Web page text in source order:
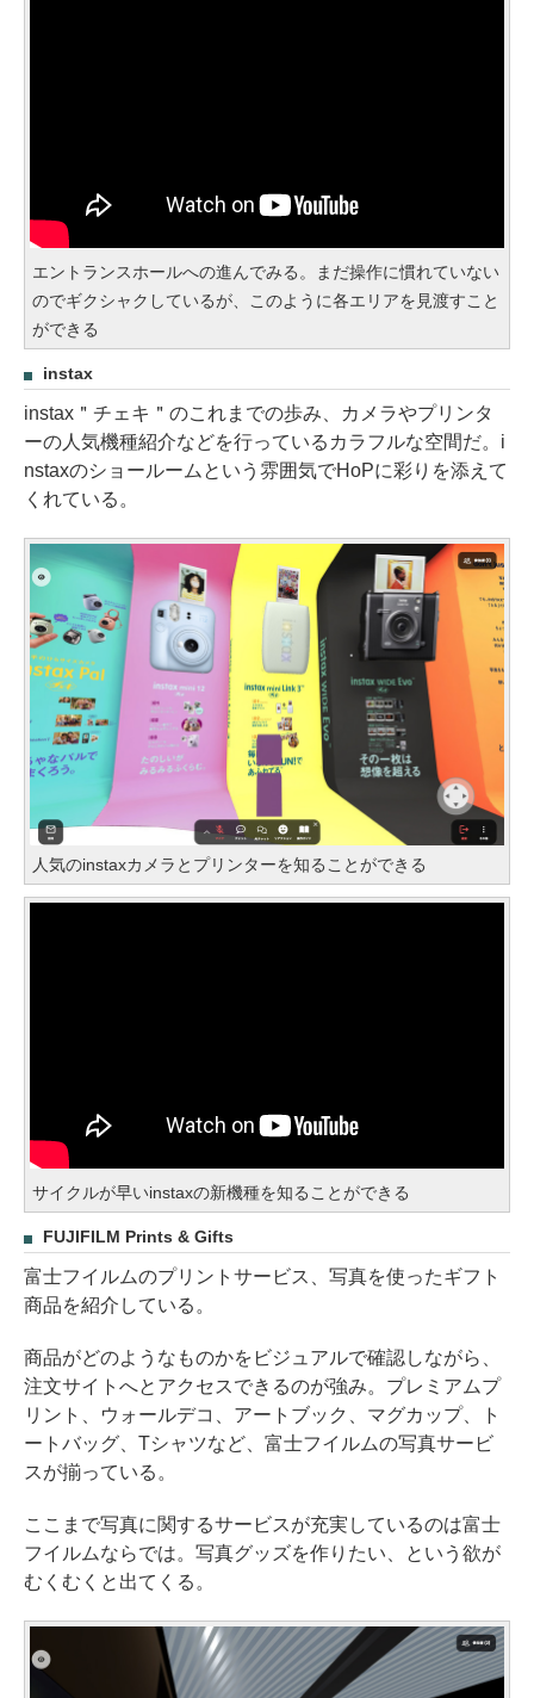
エントランスホールへの進んでみる。まだ操作に慣れていない
のでギクシャクしているが、このように各エリアを見渡すこと
ができる
instax
instax＂チェキ＂のこれまでの歩み、カメラやプリンタ
ーの人気機種紹介などを行っているカラフルな空間だ。i
nstaxのショールームという雰囲気でHoPに彩りを添えて
くれている。
人気のinstaxカメラとプリンターを知ることができる
サイクルが早いinstaxの新機種を知ることができる
FUJIFILM Prints & Gifts
富士フイルムのプリントサービス、写真を使ったギフト
商品を紹介している。
商品がどのようなものかをビジュアルで確認しながら、
注文サイトへとアクセスできるのが強み。プレミアムプ
リント、ウォールデコ、アートブック、マグカップ、ト
ートバッグ、Tシャツなど、富士フイルムの写真サービ
スが揃っている。
ここまで写真に関するサービスが充実しているのは富士
フイルムならでは。写真グッズを作りたい、という欲が
むくむくと出てくる。